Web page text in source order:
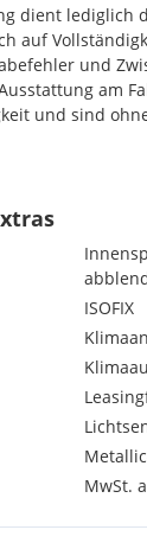
dient lediglich
auf
und
am
und sind
schwarz
mit Auto-Hold
hinten
Vision
ISOFIX
MwSt.